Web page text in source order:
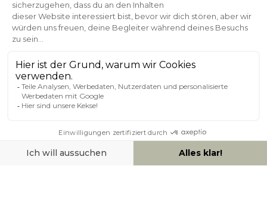
ZAHLUNGSMÖGLICHKEITEN
SOCIAL NETWORK